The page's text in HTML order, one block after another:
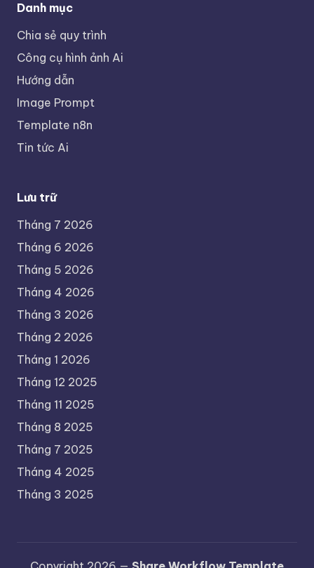
Danh mục
Chia sẻ quy trình
Công cụ hình ảnh Ai
Hướng dẫn
Image Prompt
Template n8n
Tin tức Ai
Lưu trữ
Tháng 7 2026
Tháng 6 2026
Tháng 5 2026
Tháng 4 2026
Tháng 3 2026
Tháng 2 2026
Tháng 1 2026
Tháng 12 2025
Tháng 11 2025
Tháng 8 2025
Tháng 7 2025
Tháng 4 2025
Tháng 3 2025